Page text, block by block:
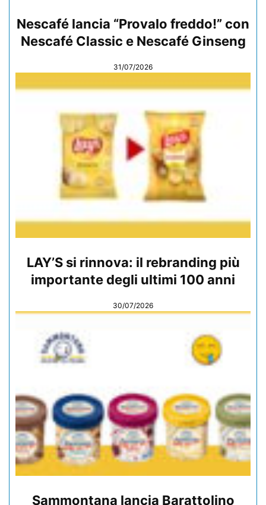
Nescafé lancia “Provalo freddo!” con
Nescafé Classic e Nescafé Ginseng
31/07/2026
LAY’S si rinnova: il rebranding più
importante degli ultimi 100 anni
30/07/2026
Sammontana lancia Barattolino